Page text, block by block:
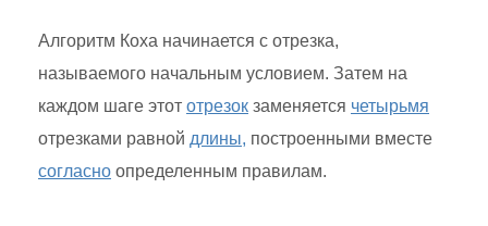
Алгоритм Коха начинается с отрезка,
называемого начальным условием. Затем на
каждом шаге этот отрезок заменяется четырьмя
отрезками равной длины, построенными вместе
согласно определенным правилам.